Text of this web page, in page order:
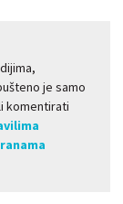
je samo
komentirati